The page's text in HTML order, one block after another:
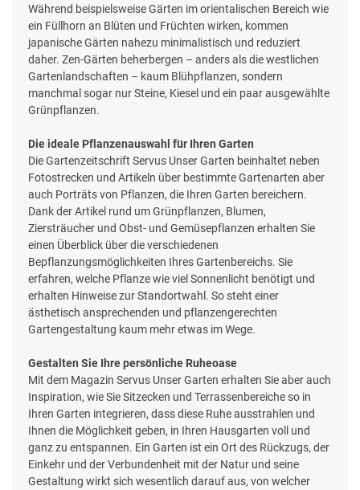
Während beispielsweise Gärten im orientalischen Bereich wie
ein Füllhorn an Blüten und Früchten wirken, kommen
japanische Gärten nahezu minimalistisch und reduziert
daher. Zen-Gärten beherbergen – anders als die westlichen
Gartenlandschaften – kaum Blühpflanzen, sondern
manchmal sogar nur Steine, Kiesel und ein paar ausgewählte
Grünpflanzen.
Die ideale Pflanzenauswahl für Ihren Garten
Die Gartenzeitschrift Servus Unser Garten beinhaltet neben
Fotostrecken und Artikeln über bestimmte Gartenarten aber
auch Porträts von Pflanzen, die Ihren Garten bereichern.
Dank der Artikel rund um Grünpflanzen, Blumen,
Ziersträucher und Obst- und Gemüsepflanzen erhalten Sie
einen Überblick über die verschiedenen
Bepflanzungsmöglichkeiten Ihres Gartenbereichs. Sie
erfahren, welche Pflanze wie viel Sonnenlicht benötigt und
erhalten Hinweise zur Standortwahl. So steht einer
ästhetisch ansprechenden und pflanzengerechten
Gartengestaltung kaum mehr etwas im Wege.
Gestalten Sie Ihre persönliche Ruheoase
Mit dem Magazin Servus Unser Garten erhalten Sie aber auch
Inspiration, wie Sie Sitzecken und Terrassenbereiche so in
Ihren Garten integrieren, dass diese Ruhe ausstrahlen und
Ihnen die Möglichkeit geben, in Ihren Hausgarten voll und
ganz zu entspannen. Ein Garten ist ein Ort des Rückzugs, der
Einkehr und der Verbundenheit mit der Natur und seine
Gestaltung wirkt sich wesentlich darauf aus, von welcher